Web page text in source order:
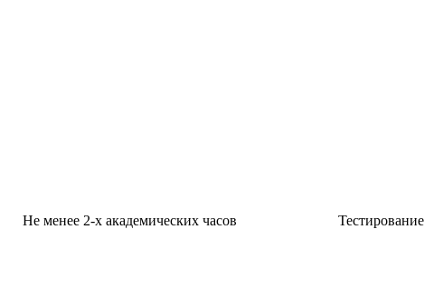
Не менее 2-х академических часов Тестирование